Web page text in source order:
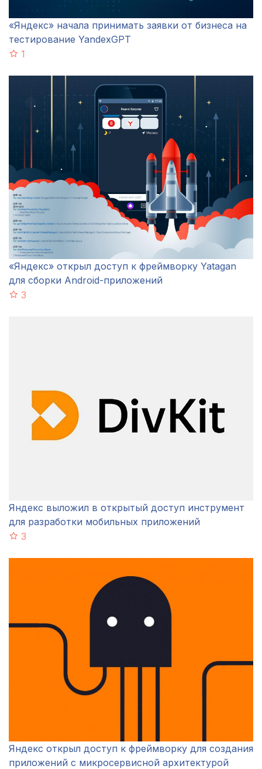
«Яндекс» начала принимать заявки от бизнеса на
тестирование YandexGPT
1
«Яндекс» открыл доступ к фреймворку Yatagan
для сборки Android-приложений
3
Яндекс выложил в открытый доступ инструмент
для разработки мобильных приложений
3
Яндекс открыл доступ к фреймворку для создания
приложений с микросервисной архитектурой